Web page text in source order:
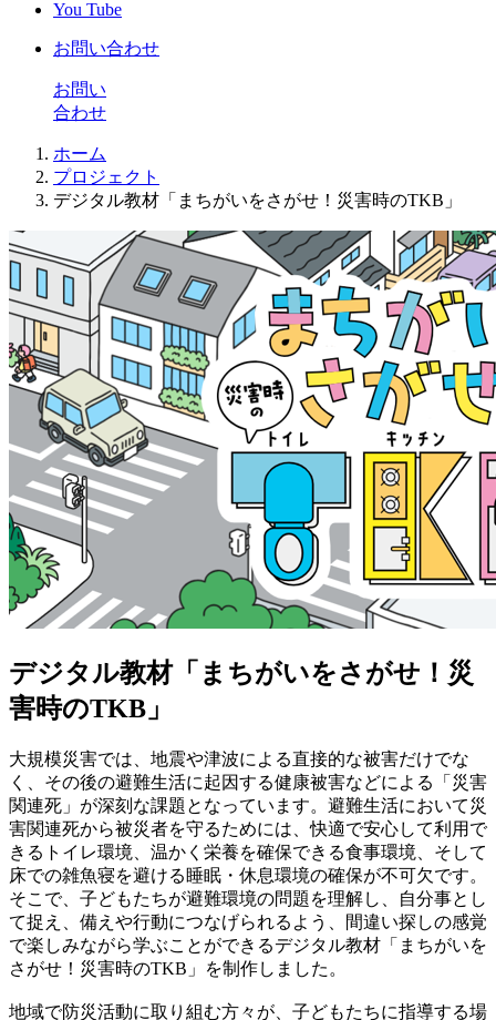
You Tube
お問い合わせ
お問い
合わせ
ホーム
プロジェクト
デジタル教材「まちがいをさがせ！災害時のTKB」
デジタル教材「まちがいをさがせ！災
害時のTKB」
大規模災害では、地震や津波による直接的な被害だけでな
く、その後の避難生活に起因する健康被害などによる「災害
関連死」が深刻な課題となっています。避難生活において災
害関連死から被災者を守るためには、快適で安心して利用で
きるトイレ環境、温かく栄養を確保できる食事環境、そして
床での雑魚寝を避ける睡眠・休息環境の確保が不可欠です。
そこで、子どもたちが避難環境の問題を理解し、自分事とし
て捉え、備えや行動につなげられるよう、間違い探しの感覚
で楽しみながら学ぶことができるデジタル教材「まちがいを
さがせ！災害時のTKB」を制作しました。
地域で防災活動に取り組む方々が、子どもたちに指導する場